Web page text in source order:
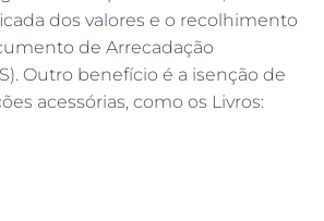
dos valores e o recolhimento
de Arrecadação
Outro benefício é a isenção de
acessórias, como os Livros: